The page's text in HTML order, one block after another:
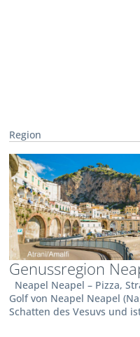
Region
Genussregion
Neapel Neapel – Pizza,
Golf von Neapel Neapel
Schatten des Vesuvs und